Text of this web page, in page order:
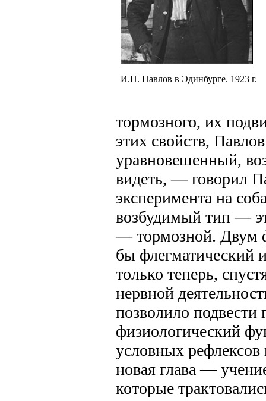
И.П. Павлов в Эдинбурге. 1923 г.
тормозного, их
этих свойств,
уравновешенный,
видеть, — говорил
эксперимента на
возбудимый тип —
— тормозной. Двум
бы флегматический
только теперь,
нервной
позволило
физиологический
условных рефлексов
новая глава —
которые